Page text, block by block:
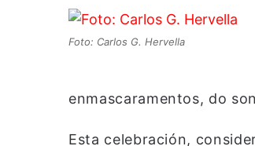
Foto: Carlos G. Hervella
enmascaramentos, do
Esta celebración,